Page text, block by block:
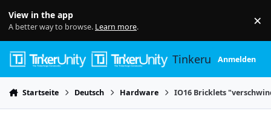
View in the app
A better way to browse. Learn more. ×
TinkerunityAnmelden
Startseite Deutsch Hardware IO16 Bricklets